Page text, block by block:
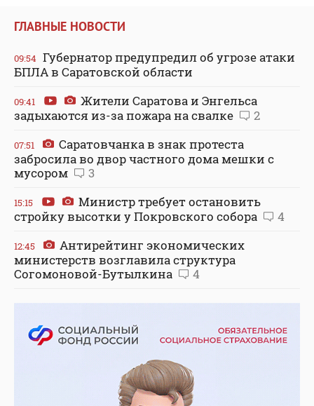
ГЛАВНЫЕ НОВОСТИ
09:54 Губернатор предупредил об угрозе атаки
БПЛА в Саратовской области
09:41
Жители Саратова и Энгельса
задыхаются из-за пожара на свалке
2
07:51
Саратовчанка в знак протеста
забросила во двор частного дома мешки с
мусором
3
15:15
Министр требует остановить
стройку высотки у Покровского собора
4
12:45
Антирейтинг экономических
министерств возглавила структура
Согомоновой-Бутылкина
4